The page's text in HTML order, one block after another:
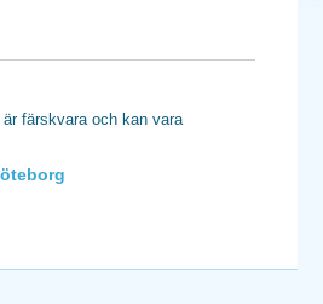
färskvara och kan vara